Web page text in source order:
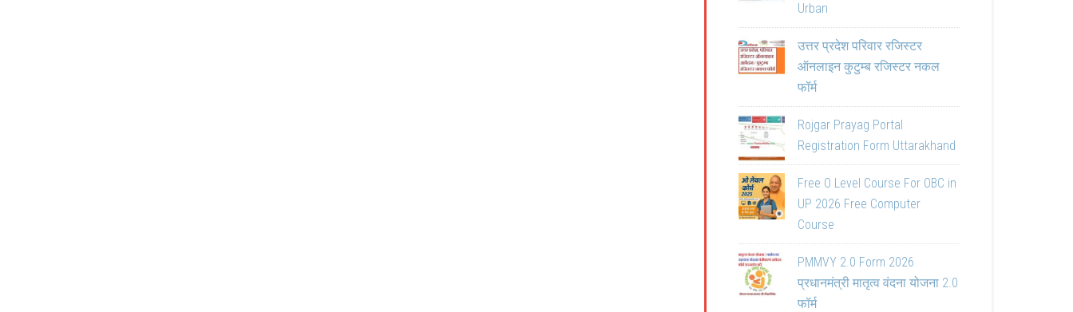
Urban
उत्तर प्रदेश परिवार रजिस्टर
ऑनलाइन कुटुम्ब रजिस्टर नकल
फॉर्म
Rojgar Prayag Portal
Registration Form Uttarakhand
Free O Level Course For OBC in
UP 2026 Free Computer
Course
PMMVY 2.0 Form 2026
प्रधानमंत्री मातृत्व वंदना योजना 2.0
फॉर्म